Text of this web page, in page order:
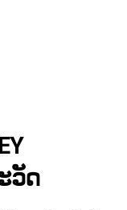
ວັດ